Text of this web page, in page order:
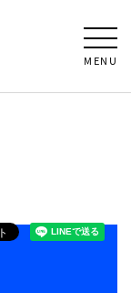
MENU